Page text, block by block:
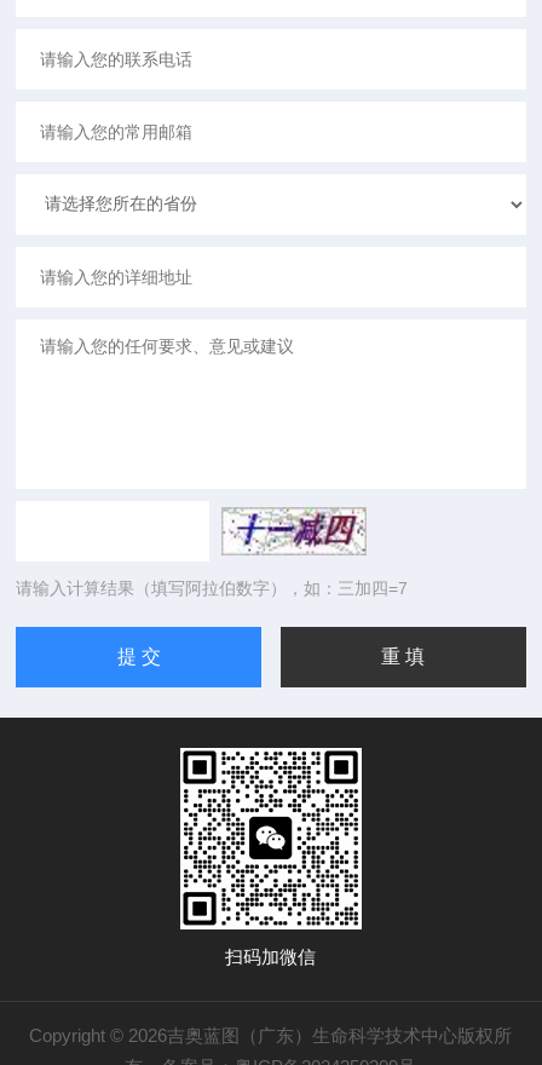
请输入计算结果（填写阿拉伯数字），如：三加四=7
扫码加微信
Copyright © 2026吉奥蓝图（广东）生命科学技术中心版权所